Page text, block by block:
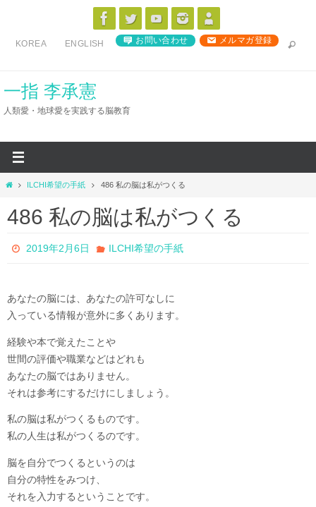
ス
KOREA ENGLISH お問い合わせ メルマガ登録
一指 李承憲
人類愛・地球愛を実践する脳教育
ホ
ム
ILCHI希望の手紙 486 私の脳は私がつくる
486 私の脳は私がつくる
2019年2月6日 ILCHI希望の手紙
あなたの脳には、あなたの許可なしに
入っている情報が意外に多くあります。
経験や本で覚えたことや
世間の評価や職業などはどれも
あなたの脳ではありません。
それは参考にするだけにしましょう。
私の脳は私がつくるものです。
私の人生は私がつくるのです。
脳を自分でつくるというのは
自分の特性をみつけ、
それを入力するということです。